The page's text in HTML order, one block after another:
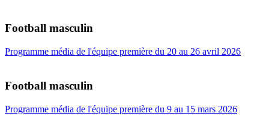
Football masculin
Programme média de l'équipe première du 20 au 26 avril 2026
Football masculin
Programme média de l'équipe première du 9 au 15 mars 2026